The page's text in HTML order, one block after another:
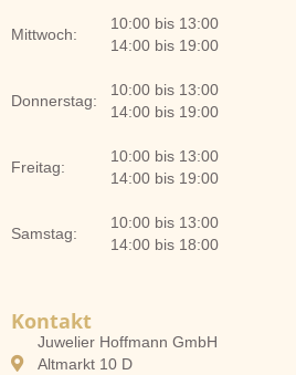
Mittwoch:
10:00 bis 13:00
14:00 bis 19:00
Donnerstag:
10:00 bis 13:00
14:00 bis 19:00
Freitag:
10:00 bis 13:00
14:00 bis 19:00
Samstag:
10:00 bis 13:00
14:00 bis 18:00
Kontakt
Juwelier Hoffmann GmbH
Altmarkt 10 D